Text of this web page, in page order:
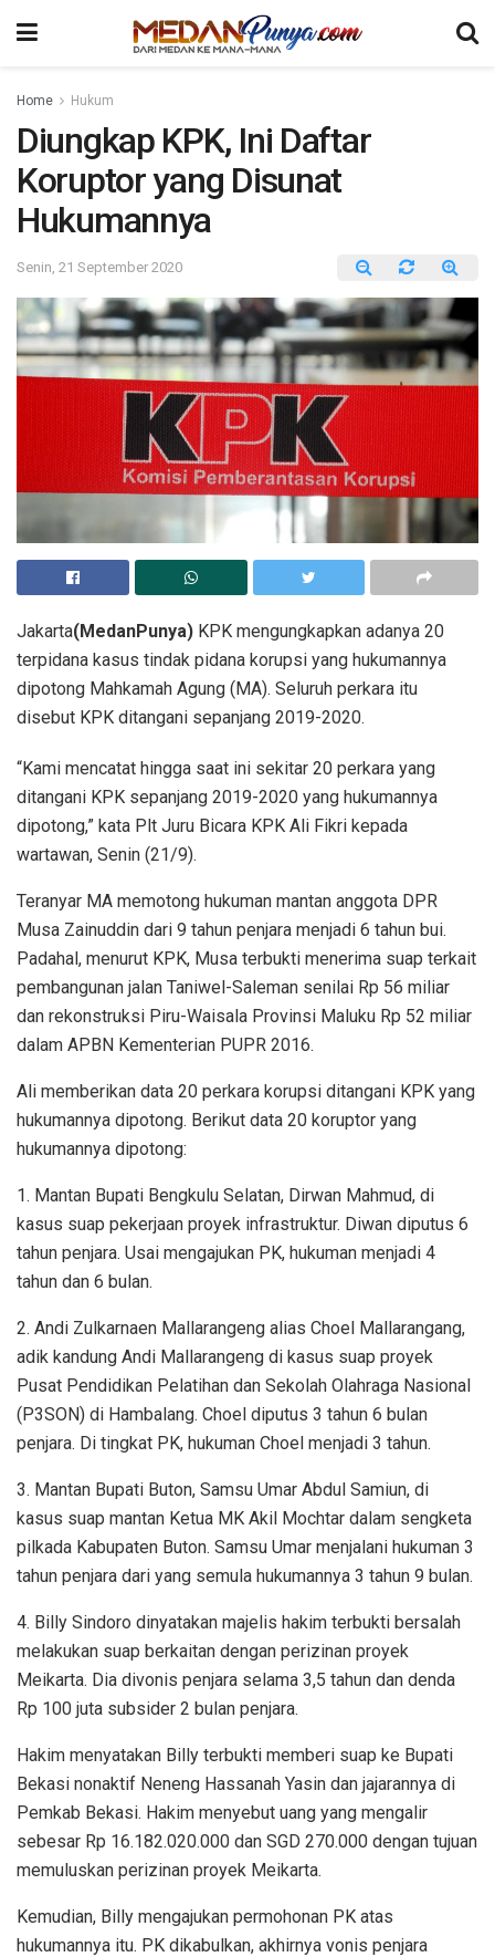
Home Hukum
Diungkap KPK, Ini Daftar
Koruptor yang Disunat
Hukumannya
Senin, 21 September 2020
Jakarta(MedanPunya) KPK mengungkapkan adanya 20
terpidana kasus tindak pidana korupsi yang hukumannya
dipotong Mahkamah Agung (MA). Seluruh perkara itu
disebut KPK ditangani sepanjang 2019-2020.
“Kami mencatat hingga saat ini sekitar 20 perkara yang
ditangani KPK sepanjang 2019-2020 yang hukumannya
dipotong,” kata Plt Juru Bicara KPK Ali Fikri kepada
wartawan, Senin (21/9).
Teranyar MA memotong hukuman mantan anggota DPR
Musa Zainuddin dari 9 tahun penjara menjadi 6 tahun bui.
Padahal, menurut KPK, Musa terbukti menerima suap terkait
pembangunan jalan Taniwel-Saleman senilai Rp 56 miliar
dan rekonstruksi Piru-Waisala Provinsi Maluku Rp 52 miliar
dalam APBN Kementerian PUPR 2016.
Ali memberikan data 20 perkara korupsi ditangani KPK yang
hukumannya dipotong. Berikut data 20 koruptor yang
hukumannya dipotong:
1. Mantan Bupati Bengkulu Selatan, Dirwan Mahmud, di
kasus suap pekerjaan proyek infrastruktur. Diwan diputus 6
tahun penjara. Usai mengajukan PK, hukuman menjadi 4
tahun dan 6 bulan.
2. Andi Zulkarnaen Mallarangeng alias Choel Mallarangang,
adik kandung Andi Mallarangeng di kasus suap proyek
Pusat Pendidikan Pelatihan dan Sekolah Olahraga Nasional
(P3SON) di Hambalang. Choel diputus 3 tahun 6 bulan
penjara. Di tingkat PK, hukuman Choel menjadi 3 tahun.
3. Mantan Bupati Buton, Samsu Umar Abdul Samiun, di
kasus suap mantan Ketua MK Akil Mochtar dalam sengketa
pilkada Kabupaten Buton. Samsu Umar menjalani hukuman 3
tahun penjara dari yang semula hukumannya 3 tahun 9 bulan.
4. Billy Sindoro dinyatakan majelis hakim terbukti bersalah
melakukan suap berkaitan dengan perizinan proyek
Meikarta. Dia divonis penjara selama 3,5 tahun dan denda
Rp 100 juta subsider 2 bulan penjara.
Hakim menyatakan Billy terbukti memberi suap ke Bupati
Bekasi nonaktif Neneng Hassanah Yasin dan jajarannya di
Pemkab Bekasi. Hakim menyebut uang yang mengalir
sebesar Rp 16.182.020.000 dan SGD 270.000 dengan tujuan
memuluskan perizinan proyek Meikarta.
Kemudian, Billy mengajukan permohonan PK atas
hukumannya itu. PK dikabulkan, akhirnya vonis penjara